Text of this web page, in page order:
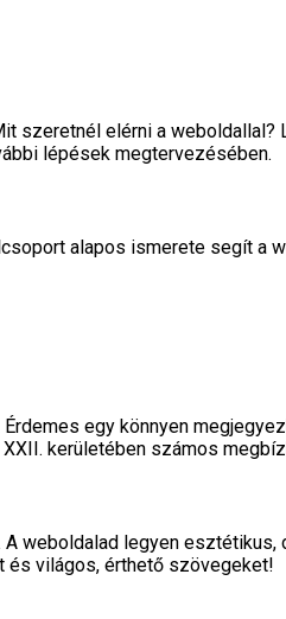
szeretnél elérni a
lépések megtervezésében.
alapos ismerete segít a
egy könnyen
kerületében számos
weboldalad legyen
és világos, érthető szövegeket!